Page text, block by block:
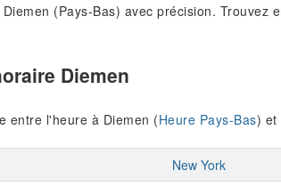
(Pays-Bas) avec précision.
Diemen
entre l'heure à Diemen (Heure Pays-Bas) et
New York